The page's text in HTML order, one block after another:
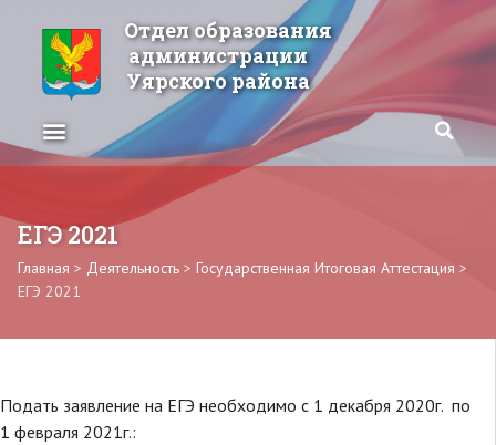
Отдел образования
администрации
Уярского района
ЕГЭ 2021
Главная > Деятельность > Государственная Итоговая Аттестация >
ЕГЭ 2021
Подать заявление на ЕГЭ необходимо с 1 декабря 2020г. по
1 февраля 2021г.: